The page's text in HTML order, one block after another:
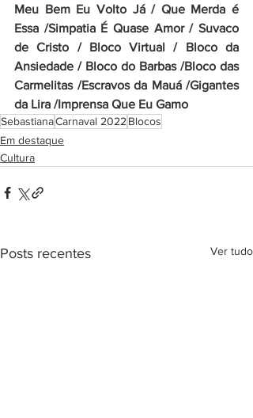
Meu Bem Eu Volto Já / Que Merda é
Essa /Simpatia É Quase Amor / Suvaco
de Cristo / Bloco Virtual / Bloco da
Ansiedade / Bloco do Barbas /Bloco das
Carmelitas /Escravos da Mauá /Gigantes
da Lira /Imprensa Que Eu Gamo
SebastianaCarnaval 2022 Blocos
Em destaque
Cultura
Posts recentes Ver tudo